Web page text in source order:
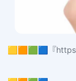
🟨🟧🟩🟦『